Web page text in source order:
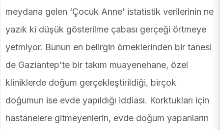
meydana gelen ‘Çocuk Anne’ istatistik verilerinin ne
yazık ki düşük gösterilme çabası gerçeği örtmeye
yetmiyor. Bunun en belirgin örneklerinden bir tanesi
de Gaziantep’te bir takım muayenehane, özel
kliniklerde doğum gerçekleştirildiği, birçok
doğumun ise evde yapıldığı iddiası. Korktukları için
hastanelere gitmeyenlerin, evde doğum yapanların